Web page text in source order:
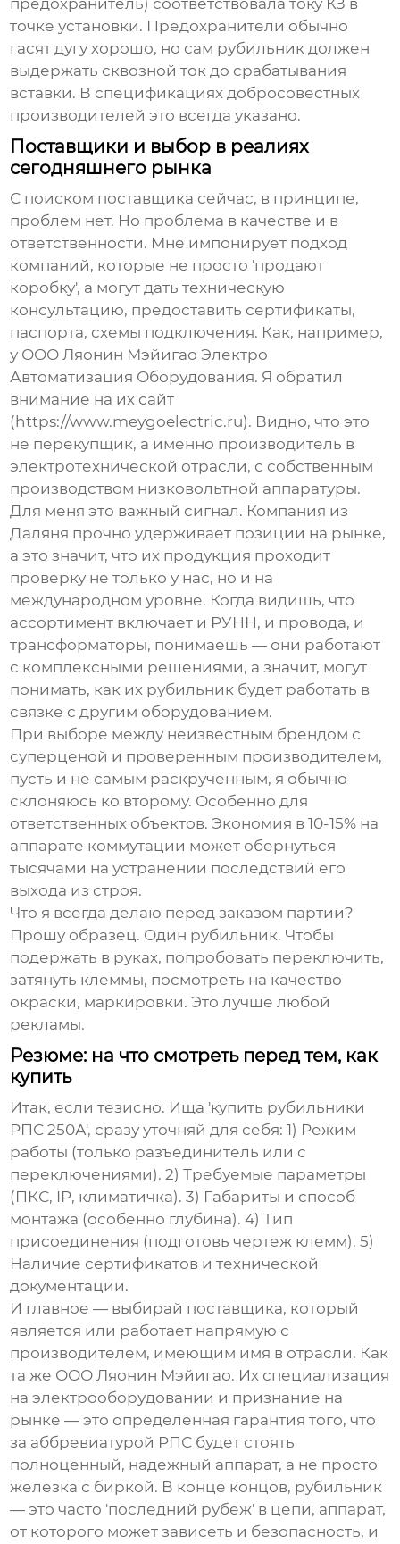
предохранитель) соответствовала току КЗ в
точке установки. Предохранители обычно
гасят дугу хорошо, но сам рубильник должен
выдержать сквозной ток до срабатывания
вставки. В спецификациях добросовестных
производителей это всегда указано.
Поставщики и выбор в реалиях
сегодняшнего рынка
С поиском поставщика сейчас, в принципе,
проблем нет. Но проблема в качестве и в
ответственности. Мне импонирует подход
компаний, которые не просто 'продают
коробку', а могут дать техническую
консультацию, предоставить сертификаты,
паспорта, схемы подключения. Как, например,
у ООО Ляонин Мэйигао Электро
Автоматизация Оборудования. Я обратил
внимание на их сайт
( https://www.meygoelectric.ru). Видно, что это
не перекупщик, а именно производитель в
электротехнической отрасли, с собственным
производством низковольтной аппаратуры.
Для меня это важный сигнал. Компания из
Даляня прочно удерживает позиции на рынке,
а это значит, что их продукция проходит
проверку не только у нас, но и на
международном уровне. Когда видишь, что
ассортимент включает и РУНН, и провода, и
трансформаторы, понимаешь — они работают
с комплексными решениями, а значит, могут
понимать, как их рубильник будет работать в
связке с другим оборудованием.
При выборе между неизвестным брендом с
суперценой и проверенным производителем,
пусть и не самым раскрученным, я обычно
склоняюсь ко второму. Особенно для
ответственных объектов. Экономия в 10-15% на
аппарате коммутации может обернуться
тысячами на устранении последствий его
выхода из строя.
Что я всегда делаю перед заказом партии?
Прошу образец. Один рубильник. Чтобы
подержать в руках, попробовать переключить,
затянуть клеммы, посмотреть на качество
окраски, маркировки. Это лучше любой
рекламы.
Резюме: на что смотреть перед тем, как
купить
Итак, если тезисно. Ища 'купить рубильники
РПС 250А', сразу уточняй для себя: 1) Режим
работы (только разъединитель или с
переключениями). 2) Требуемые параметры
(ПКС, IP, климатичка). 3) Габариты и способ
монтажа (особенно глубина). 4) Тип
присоединения (подготовь чертеж клемм). 5)
Наличие сертификатов и технической
документации.
И главное — выбирай поставщика, который
является или работает напрямую с
производителем, имеющим имя в отрасли. Как
та же ООО Ляонин Мэйигао. Их специализация
на электрооборудовании и признание на
рынке — это определенная гарантия того, что
за аббревиатурой РПС будет стоять
полноценный, надежный аппарат, а не просто
железка с биркой. В конце концов, рубильник
— это часто 'последний рубеж' в цепи, аппарат,
от которого может зависеть и безопасность, и